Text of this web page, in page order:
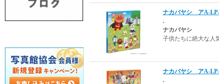
ナカバヤシ アA-LP-
.
ナカバヤシ
子供たちに絶大な人
ナカバヤシ アA-
.